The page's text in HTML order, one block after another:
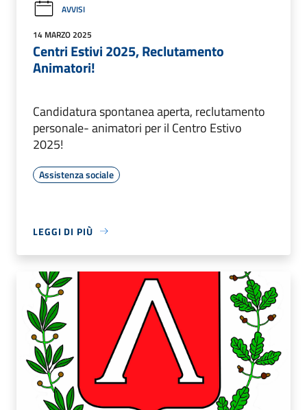
AVVISI
14 MARZO 2025
Centri Estivi 2025, Reclutamento
Animatori!
Candidatura spontanea aperta, reclutamento
personale- animatori per il Centro Estivo
2025!
Assistenza sociale
LEGGI DI PIÙ